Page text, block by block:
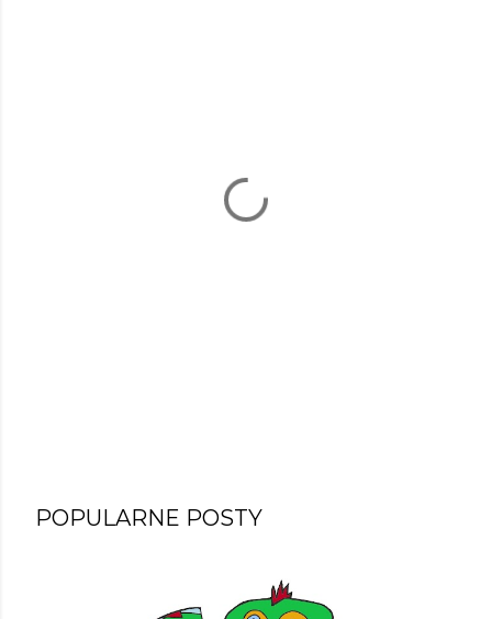
POPULARNE POSTY